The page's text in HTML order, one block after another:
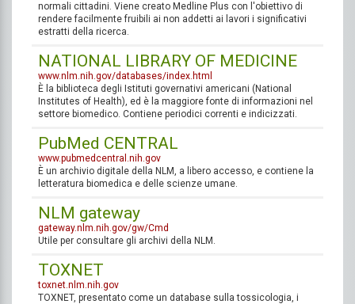
normali cittadini. Viene creato Medline Plus con l'obiettivo di
rendere facilmente fruibili ai non addetti ai lavori i significativi
estratti della ricerca.
NATIONAL LIBRARY OF MEDICINE
www.nlm.nih.gov/databases/index.html
È la biblioteca degli Istituti governativi americani (National
Institutes of Health), ed è la maggiore fonte di informazioni nel
settore biomedico. Contiene periodici correnti e indicizzati.
PubMed CENTRAL
www.pubmedcentral.nih.gov
È un archivio digitale della NLM, a libero accesso, e contiene la
letteratura biomedica e delle scienze umane.
NLM gateway
gateway.nlm.nih.gov/gw/Cmd
Utile per consultare gli archivi della NLM.
TOXNET
toxnet.nlm.nih.gov
TOXNET, presentato come un database sulla tossicologia, i